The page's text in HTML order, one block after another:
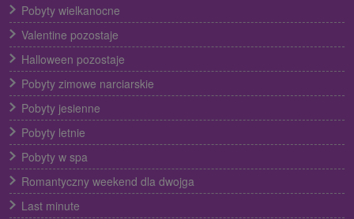
Pobyty wielkanocne
Valentine pozostaje
Halloween pozostaje
Pobyty zimowe narciarskie
Pobyty jesienne
Pobyty letnie
Pobyty w spa
Romantyczny weekend dla dwojga
Last minute